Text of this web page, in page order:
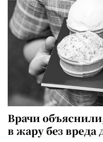
Врачи
в жару без вреда